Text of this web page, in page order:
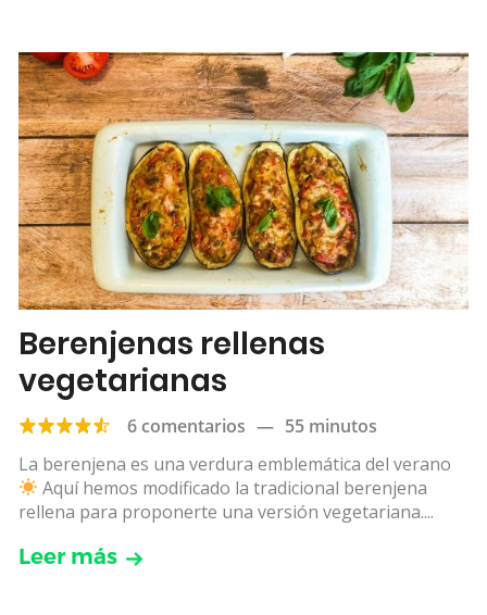
Berenjenas rellenas
vegetarianas
6 comentarios — 55 minutos
La berenjena es una verdura emblemática del verano
Aquí hemos modificado la tradicional berenjena
rellena para proponerte una versión vegetariana....
Leer más